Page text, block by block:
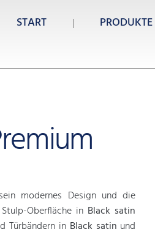
START PRODUKTE
modernes Design und die
Oberfläche in Black satin
Türbändern in Black satin und